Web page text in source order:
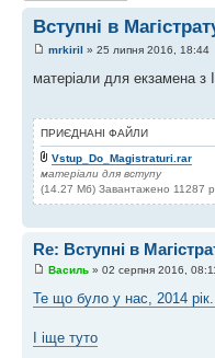
Вступні в
mrkiril » 25 липня 2016, 18:44
матеріали для екзамена з
ПРИЄДНАНІ ФАЙЛИ
Vstup_Do_Magistraturi.rar
матеріали для вступу
(14.27 Мб) Завантажено 11287
Re: Вступні в
Василь » 02 серпня 2016,
Те що було у нас, 2014
І іще туто